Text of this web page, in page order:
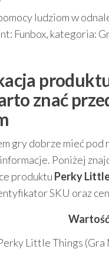
ludziom w
Funbox, kategoria:
znać
gry dobrze mieć pod
Poniżej
produktu Perky
SKU oraz
Little Things (Gra